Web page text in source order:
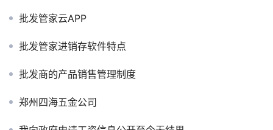
批发管家云APP
批发管家进销存软件特点
批发商的产品销售管理制度
郑州四海五金公司